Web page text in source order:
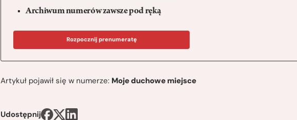
Archiwum numerów zawsze pod ręką
Rozpocznij prenumeratę
Artykuł pojawił się w numerze: Moje duchowe miejsce
Udostępnij